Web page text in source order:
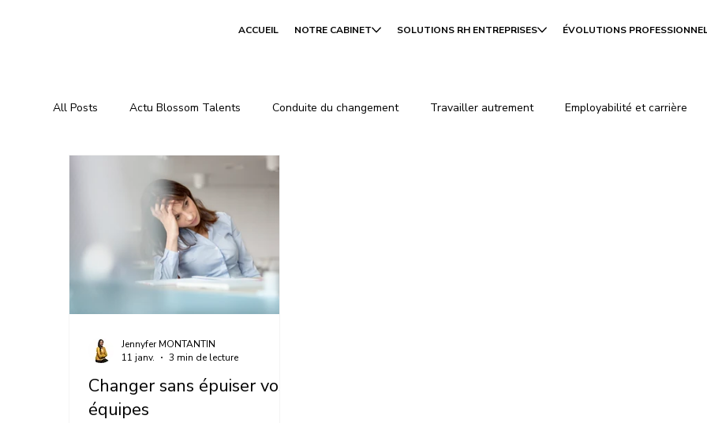
ACCUEIL NOTRE CABINET SOLUTIONS RH ENTREPRISES ÉVOLUTIONS
All Posts Actu Blossom Talents Conduite du changement Travailler autrement Employabilité et carrière
Changer sans épuiser vos
équipes
Jennyfer MONTANTIN
11 janv.
3 min de lecture